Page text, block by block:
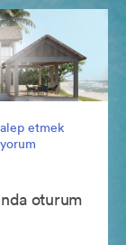
etmek
oturum